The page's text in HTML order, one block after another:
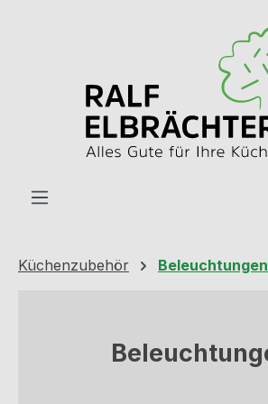
Küchenzubehör Beleuchtungen